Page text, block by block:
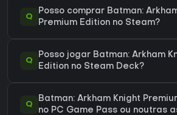
Q
Posso comprar Batman:
Premium Edition no Steam?
Q
Posso jogar Batman: Arkham
Edition no Steam Deck?
Q
Batman: Arkham Knight
no PC Game Pass ou noutras